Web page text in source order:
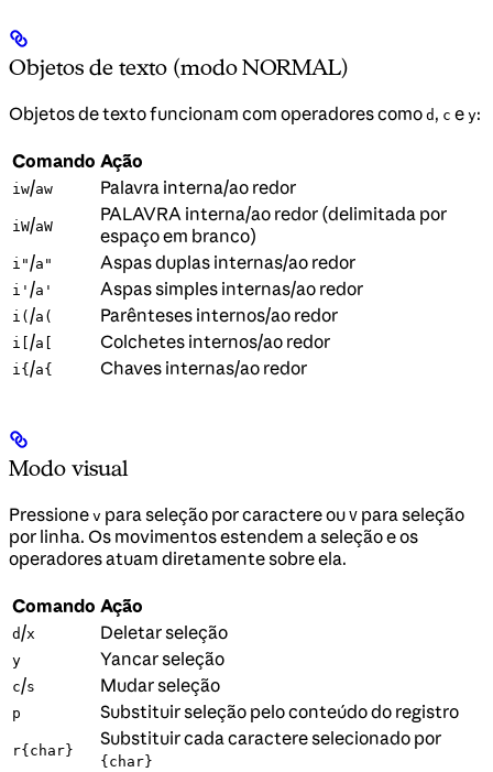
Objetos de texto (modo NORMAL)
Objetos de texto funcionam com operadores como d , c e y:
Comando Ação
iw/aw Palavra interna/ao redor
iW/aW
PALAVRA interna/ao redor (delimitada por
espaço em branco)
i" /a" Aspas duplas internas/ao redor
i' /a' Aspas simples internas/ao redor
i( /a( Parênteses internos/ao redor
i[ /a[ Colchetes internos/ao redor
i{ /a{ Chaves internas/ao redor
Modo visual
Pressione v para seleção por caractere ou V para seleção
por linha. Os movimentos estendem a seleção e os
operadores atuam diretamente sobre ela.
Comando Ação
d/x Deletar seleção
y Yancar seleção
c/s Mudar seleção
p Substituir seleção pelo conteúdo do registro
r{char}
Substituir cada caractere selecionado por
{char}